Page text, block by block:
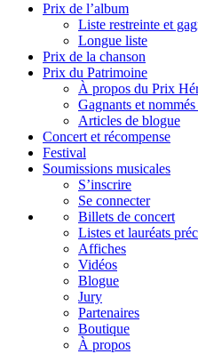
Prix de l’album
Liste restreinte et
Longue liste
Prix de la chanson
Prix du Patrimoine
À propos du Prix
Gagnants et
Articles de blogue
Concert et récompense
Festival
Soumissions musicales
S’inscrire
Se connecter
Billets de concert
Listes et lauréats
Affiches
Vidéos
Blogue
Jury
Partenaires
Boutique
À propos